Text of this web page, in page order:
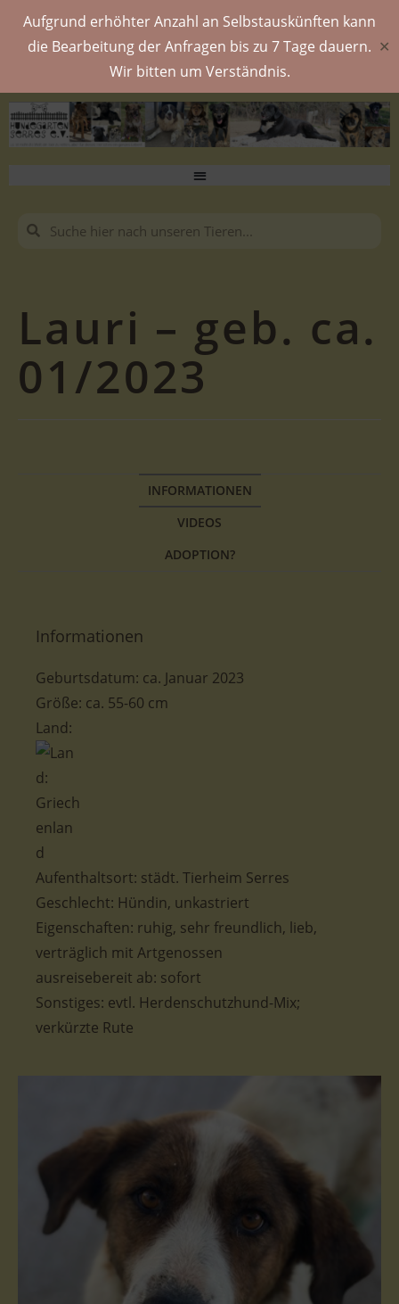
Aufgrund erhöhter Anzahl an Selbstauskünften kann
die Bearbeitung der Anfragen bis zu 7 Tage dauern.
Wir bitten um Verständnis.
✕
Lauri – geb. ca.
01/2023
INFORMATIONEN
VIDEOS
ADOPTION?
Informationen
Geburtsdatum: ca. Januar 2023
Größe: ca. 55-60 cm
Land:
Aufenthaltsort: städt. Tierheim Serres
Geschlecht: Hündin, unkastriert
Eigenschaften: ruhig, sehr freundlich, lieb,
verträglich mit Artgenossen
ausreisebereit ab: sofort
Sonstiges: evtl. Herdenschutzhund-Mix;
verkürzte Rute